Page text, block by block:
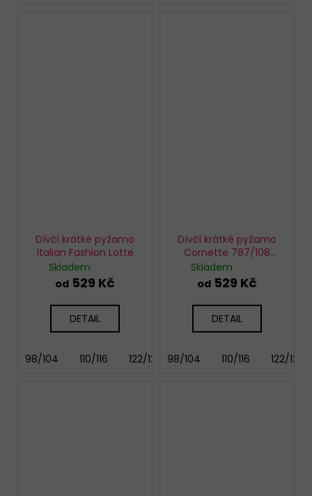
Dívčí krátké pyžamo
Italian Fashion Lotte
Skladem
od 529 Kč
DETAIL
98/104 110/116 122/128 146/152 158/164
Dívčí krátké pyžamo
Cornette 787/108
Chihuahua
Skladem
od 529 Kč
DETAIL
98/104 110/116 122/128